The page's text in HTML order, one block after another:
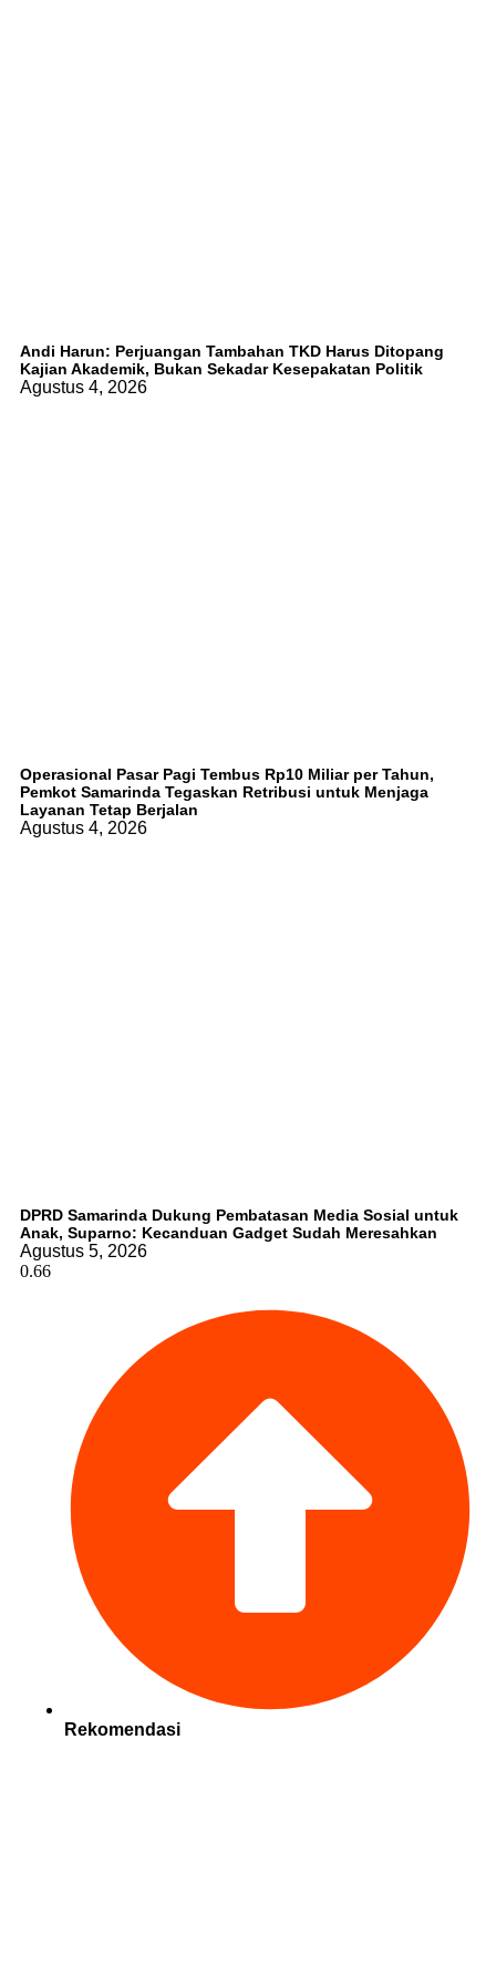
Andi Harun: Perjuangan Tambahan TKD Harus Ditopang
Kajian Akademik, Bukan Sekadar Kesepakatan Politik
Agustus 4, 2026
Operasional Pasar Pagi Tembus Rp10 Miliar per Tahun,
Pemkot Samarinda Tegaskan Retribusi untuk Menjaga
Layanan Tetap Berjalan
Agustus 4, 2026
DPRD Samarinda Dukung Pembatasan Media Sosial untuk
Anak, Suparno: Kecanduan Gadget Sudah Meresahkan
Agustus 5, 2026
Rekomendasi